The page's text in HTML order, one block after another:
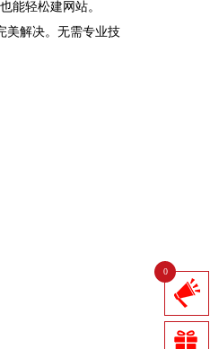
能轻松建网站。
美解决。无需专业技
0